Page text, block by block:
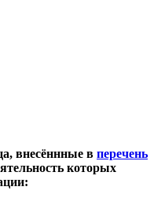
внесённные в перечень
которых